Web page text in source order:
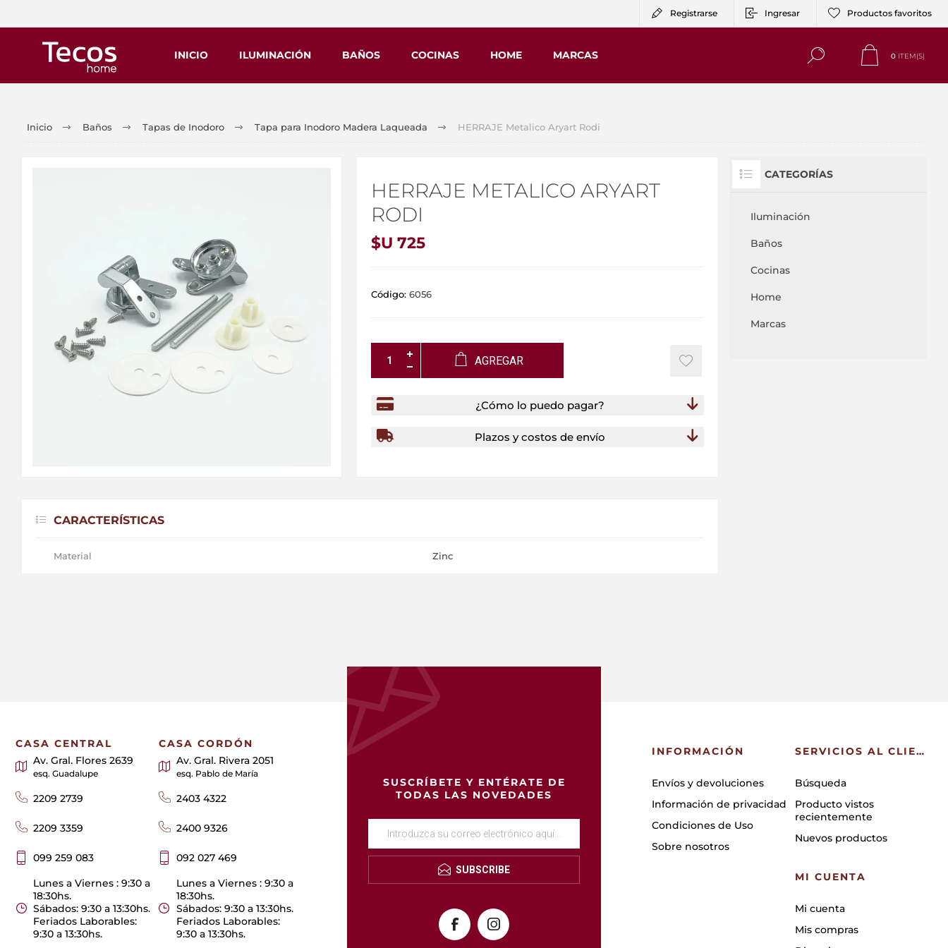
Registrarse Ingresar Productos favoritos
INICIO ILUMINACIÓN BAÑOS COCINAS HOME MARCAS 0 ITEM(S)
Inicio Baños Tapas de Inodoro Tapa para Inodoro Madera Laqueada HERRAJE Metalico Aryart Rodi
HERRAJE METALICO ARYART
RODI
$U 725
Código: 6056
AGREGAR
¿Cómo lo puedo pagar?
Plazos y costos de envío
CARACTERÍSTICAS
Material Zinc
CATEGORÍAS
Iluminación
Baños
Cocinas
Home
Marcas
SUSCRÍBETE Y ENTÉRATE DE
TODAS LAS NOVEDADES
SUBSCRIBE
CASA CENTRAL
Av. Gral. Flores 2639
esq. Guadalupe
2209 2739
2209 3359
099 259 083
Lunes a Viernes : 9:30 a
18:30hs.
Sábados: 9:30 a 13:30hs.
Feriados Laborables:
9:30 a 13:30hs.
CASA CORDÓN
Av. Gral. Rivera 2051
esq. Pablo de María
2403 4322
2400 9326
092 027 469
Lunes a Viernes : 9:30 a
18:30hs.
Sábados: 9:30 a 13:30hs.
Feriados Laborables:
9:30 a 13:30hs.
INFORMACIÓN
Envíos y devoluciones
Información de privacidad
Condiciones de Uso
Sobre nosotros
SERVICIOS AL CLIENTE
Búsqueda
Producto vistos
recientemente
Nuevos productos
MI CUENTA
Mi cuenta
Mis compras